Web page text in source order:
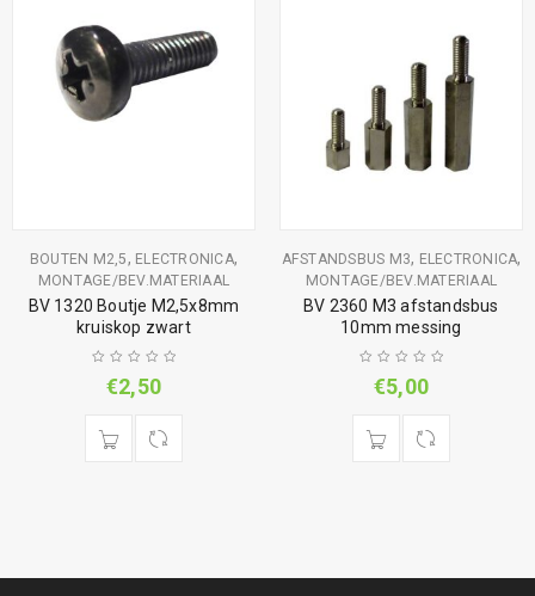
BOUTEN M2,5, ELECTRONICA,
MONTAGE/BEV.MATERIAAL
BV 1320 Boutje M2,5x8mm
kruiskop zwart
€2,50
AFSTANDSBUS M3, ELECTRONICA,
MONTAGE/BEV.MATERIAAL
BV 2360 M3 afstandsbus
10mm messing
€5,00